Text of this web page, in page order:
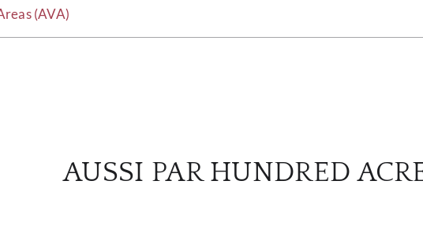
(AVA)
AUSSI PAR HUNDRED